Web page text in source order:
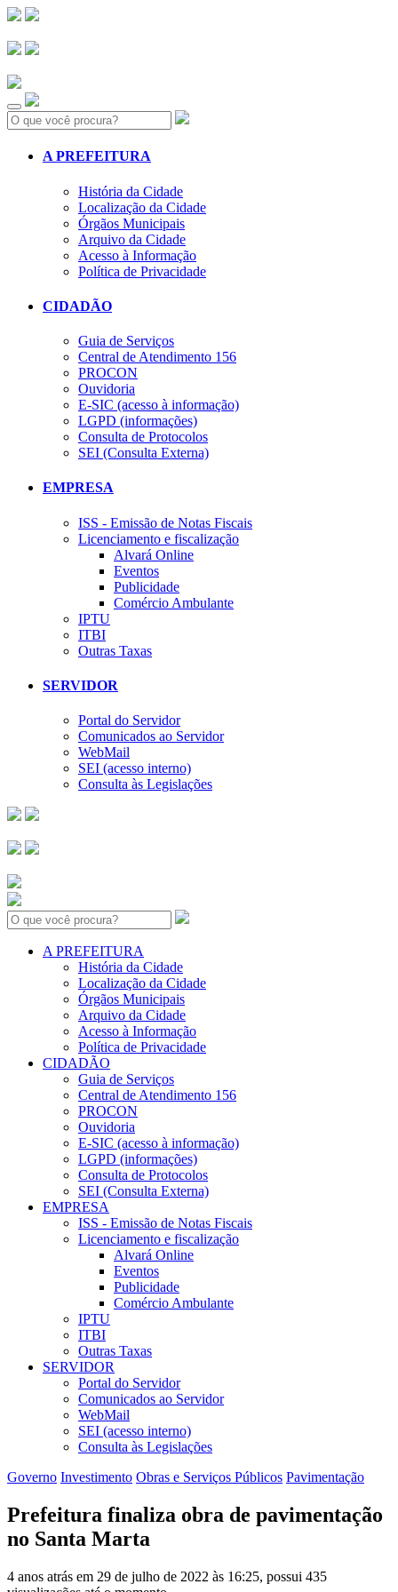
Search:
A PREFEITURA
História da Cidade
Localização da Cidade
Órgãos Municipais
Arquivo da Cidade
Acesso à Informação
Política de Privacidade
CIDADÃO
Guia de Serviços
Central de Atendimento 156
PROCON
Ouvidoria
E-SIC (acesso à informação)
LGPD (informações)
Consulta de Protocolos
SEI (Consulta Externa)
EMPRESA
ISS - Emissão de Notas Fiscais
Licenciamento e fiscalização
Alvará Online
Eventos
Publicidade
Comércio Ambulante
IPTU
ITBI
Outras Taxas
SERVIDOR
Portal do Servidor
Comunicados ao Servidor
WebMail
SEI (acesso interno)
Consulta às Legislações
Search:
A PREFEITURA
História da Cidade
Localização da Cidade
Órgãos Municipais
Arquivo da Cidade
Acesso à Informação
Política de Privacidade
CIDADÃO
Guia de Serviços
Central de Atendimento 156
PROCON
Ouvidoria
E-SIC (acesso à informação)
LGPD (informações)
Consulta de Protocolos
SEI (Consulta Externa)
EMPRESA
ISS - Emissão de Notas Fiscais
Licenciamento e fiscalização
Alvará Online
Eventos
Publicidade
Comércio Ambulante
IPTU
ITBI
Outras Taxas
SERVIDOR
Portal do Servidor
Comunicados ao Servidor
WebMail
SEI (acesso interno)
Consulta às Legislações
Governo Investimento Obras e Serviços Públicos Pavimentação
Prefeitura finaliza obra de pavimentação
no Santa Marta
4 anos atrás em 29 de julho de 2022 às 16:25, possui 435